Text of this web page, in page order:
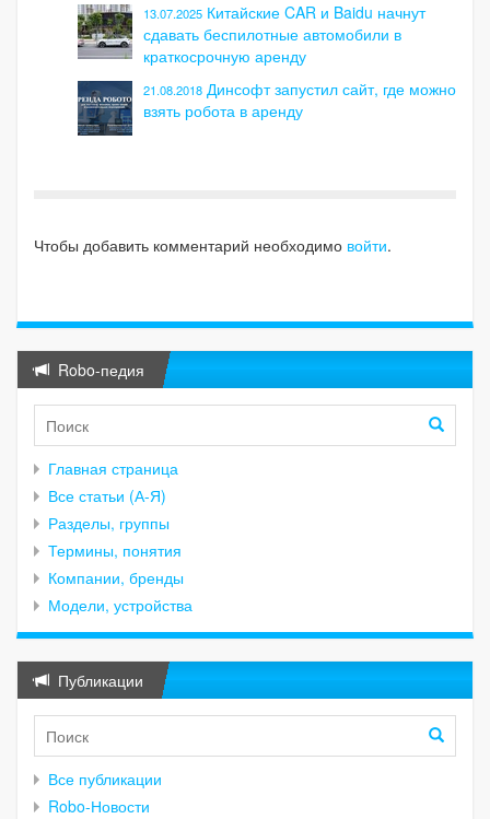
13.07.2025 Китайские CAR и Baidu начнут
сдавать беспилотные автомобили в
краткосрочную аренду
21.08.2018 Динсофт запустил сайт, где можно
взять робота в аренду
Чтобы добавить комментарий необходимо войти.
Robo-педия
Главная страница
Все статьи (А-Я)
Разделы, группы
Термины, понятия
Компании, бренды
Модели, устройства
Публикации
Все публикации
Robo-Новости